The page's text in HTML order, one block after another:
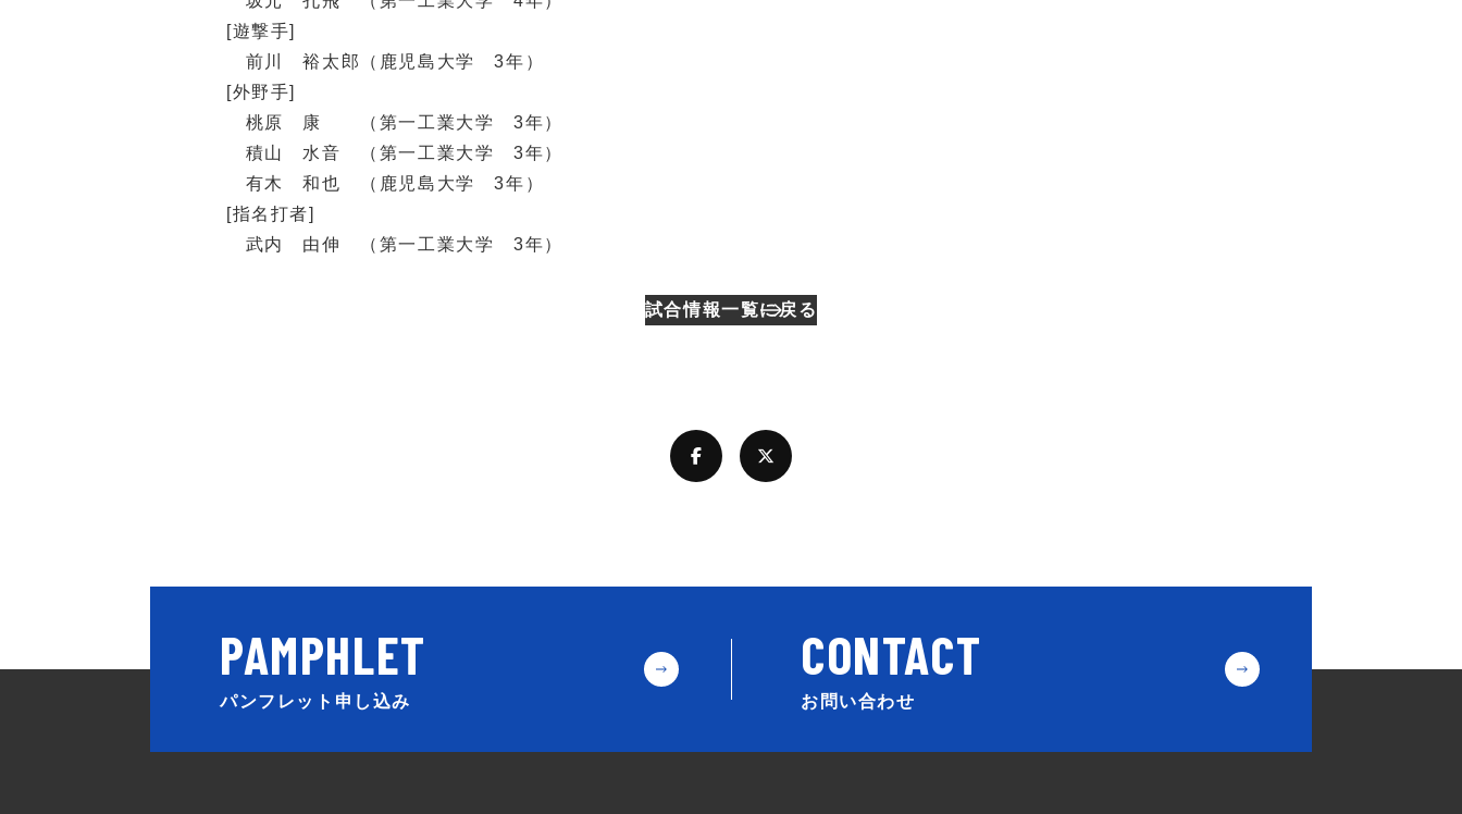
[遊撃手]
前川 裕太郎（鹿児島大学 3年）
[外野手]
桃原 康 （第一工業大学 3年）
積山 水音 （第一工業大学 3年）
有木 和也 （鹿児島大学 3年）
[指名打者]
武内 由伸 （第一工業大学 3年）
試合情報一覧に戻る
パンフレット申し込み お問い合わせ